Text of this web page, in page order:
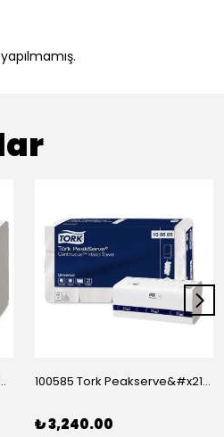
100289 Tork Xpress® Z Katlı Havlu Premium 150*21 100585 Tork Peakserve&#x2122; Sürekli Havlu 410*12
₺ 3,240.00